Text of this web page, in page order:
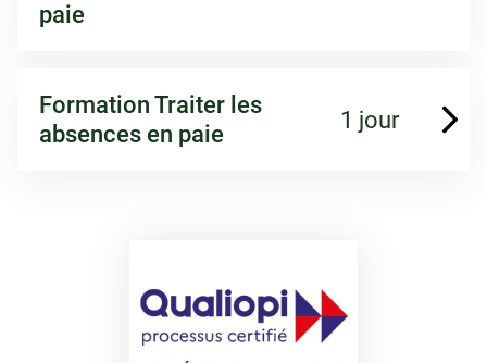
paie
Formation Traiter les
absences en paie
1 jour